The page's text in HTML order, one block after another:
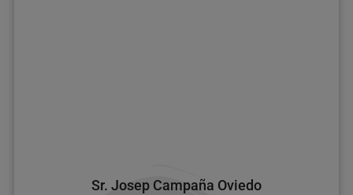
Sr. Josep Campaña Oviedo